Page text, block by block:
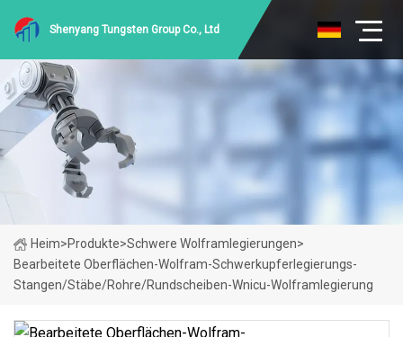
Shenyang Tungsten Group Co., Ltd
Heim>Produkte>Schwere Wolframlegierungen>
Bearbeitete Oberflächen-Wolfram-Schwerkupferlegierungs-
Stangen/Stäbe/Rohre/Rundscheiben-Wnicu-Wolframlegierung